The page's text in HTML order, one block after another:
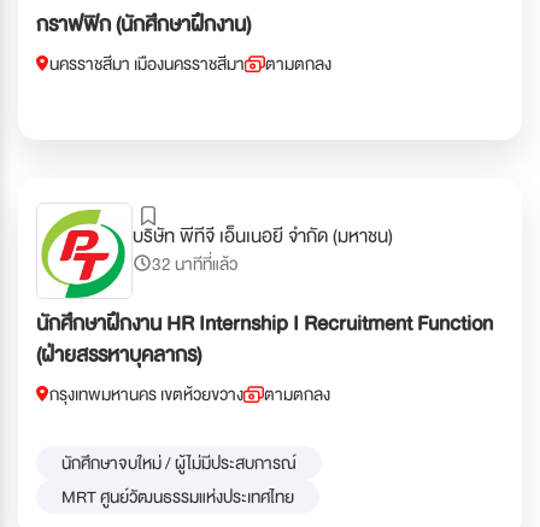
กราฟฟิก (นักศึกษาฝึกงาน)
นครราชสีมา เมืองนครราชสีมา ตามตกลง
บริษัท พีทีจี เอ็นเนอยี จำกัด (มหาชน)
32 นาทีที่แล้ว
นักศึกษาฝึกงาน HR Internship I Recruitment Function
(ฝ่ายสรรหาบุคลากร)
กรุงเทพมหานคร เขตห้วยขวาง ตามตกลง
นักศึกษาจบใหม่ / ผู้ไม่มีประสบการณ์
MRT ศูนย์วัฒนธรรมแห่งประเทศไทย